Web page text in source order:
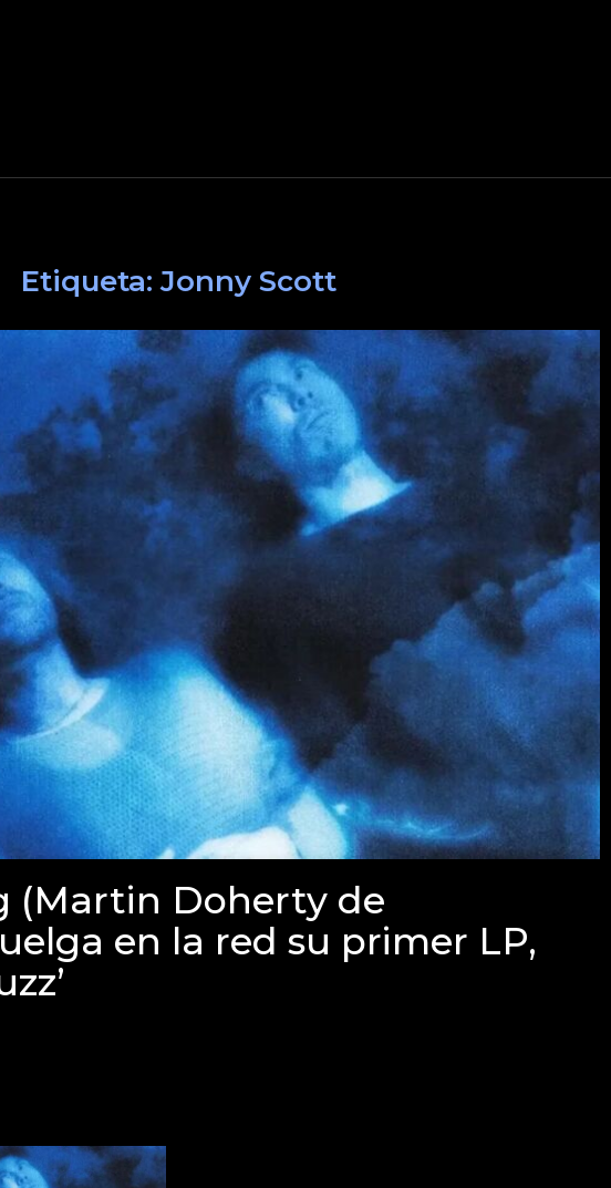
Etiqueta:Jonny Scott
(Martin Doherty de
en la red su primer LP,